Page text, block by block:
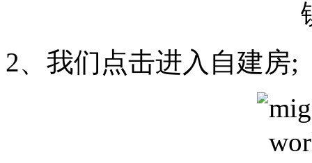
2、我们点击进入自建房;